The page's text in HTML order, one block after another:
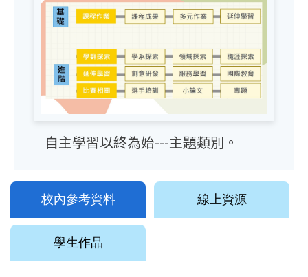
自主學習以終為始---主題類別。
校內參考資料 線上資源
學生作品